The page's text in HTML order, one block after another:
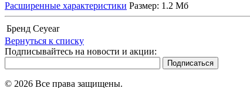
Расширенные характеристики Размер: 1.2 Мб
Бренд Ceyear
Вернуться к списку
Подписывайтесь на новости и акции:
© 2026 Все права защищены.